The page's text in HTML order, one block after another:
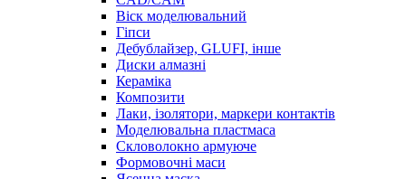
Віск моделювальний
Гіпси
Дебублайзер, GLUFI, інше
Диски алмазні
Кераміка
Композити
Лаки, ізолятори, маркери контактів
Моделювальна пластмаса
Скловолокно армуюче
Формовочні маси